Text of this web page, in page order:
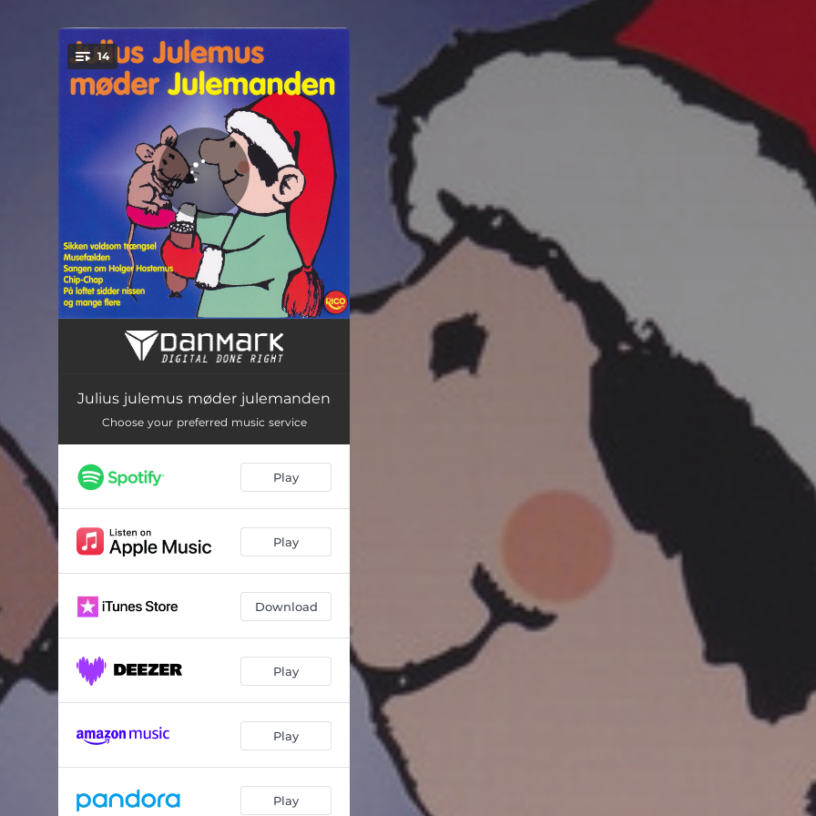
You're all set!
14
Julius julemus møder julemanden
Julius og Julia køber julegaver 02:22
Chip-Chap 02:16
Bjældeklang 02:15
02:34
Musefælden 02:26
Sangen om de små julemus 01:45
Julemanden kommer på besøg
Højt fra træets grønne top 02:18
Sikken voldsom trængsel 03:18
Julius julemus møder julemanden
Choose your preferred music service
Play
Play
Download
Play
Play
Play